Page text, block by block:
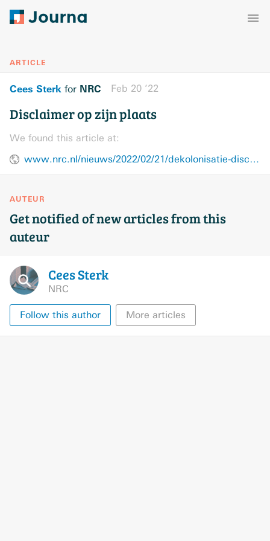
ARTICLE
Cees Sterk for NRC Feb 20 ’22
Disclaimer op zijn plaats
We found this article at:
www.nrc.nl/nieuws/2022/02/21/dekolonisatie-disclaimer-op-zijn-plaats-a4092095
AUTEUR
Get notified of new articles from this
auteur
CeesSterk
NRC
Follow this author More articles